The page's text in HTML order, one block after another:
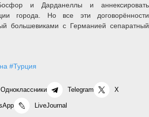
и Дарданеллы и аннексировать
города. Но все эти договорённости
большевиками с Германией сепаратный
#Турция
Одноклассники Telegram X
LiveJournal